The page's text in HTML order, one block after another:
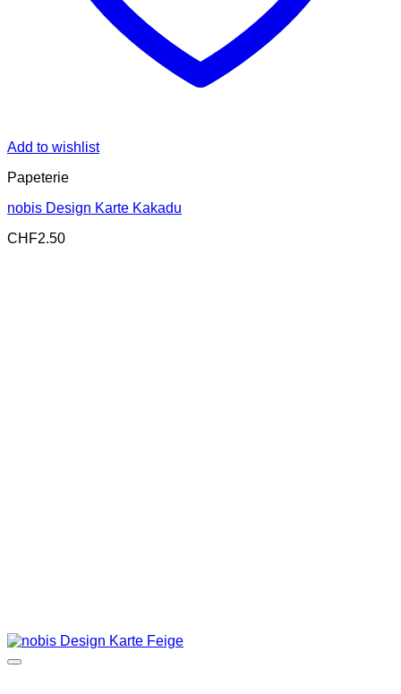
Add to wishlist
Papeterie
nobis Design Karte Kakadu
CHF2.50